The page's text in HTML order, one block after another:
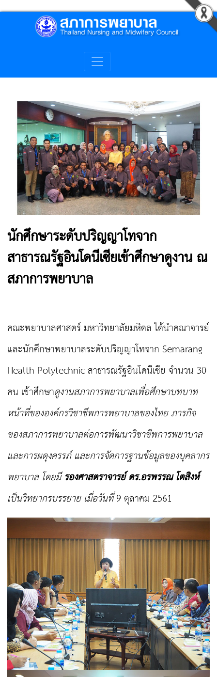
นักศึกษาระดับปริญญาโทจาก
สาธารณรัฐอินโดนีเซียเข้าศึกษาดูงาน ณ
สภาการพยาบาล
คณะพยาบาลศาสตร์ มหาวิทยาลัยมหิดล ได้นำคณาจารย์
และนักศึกษาพยาบาลระดับปริญญาโทจาก Semarang
Health Polytechnicสาธารณรัฐอินโดนีเซีย จำนวน 30
คน เข้าศึกษาดูงานสภาการพยาบาลเพื่อศึกษาบทบาท
หน้าที่ขององค์กรวิชาชีพการพยาบาลของไทย ภารกิจ
ของสภาการพยาบาลต่อการพัฒนาวิชาชีพการพยาบาล
และการผดุงครรภ์ และการจัดการฐานข้อมูลของบุคลากร
พยาบาล โดยมีรองศาสตราจารย์ ดร.อรพรรณ โตสิงห์
เป็นวิทยากรบรรยาย เมื่อวันที่9 ตุลาคม2561